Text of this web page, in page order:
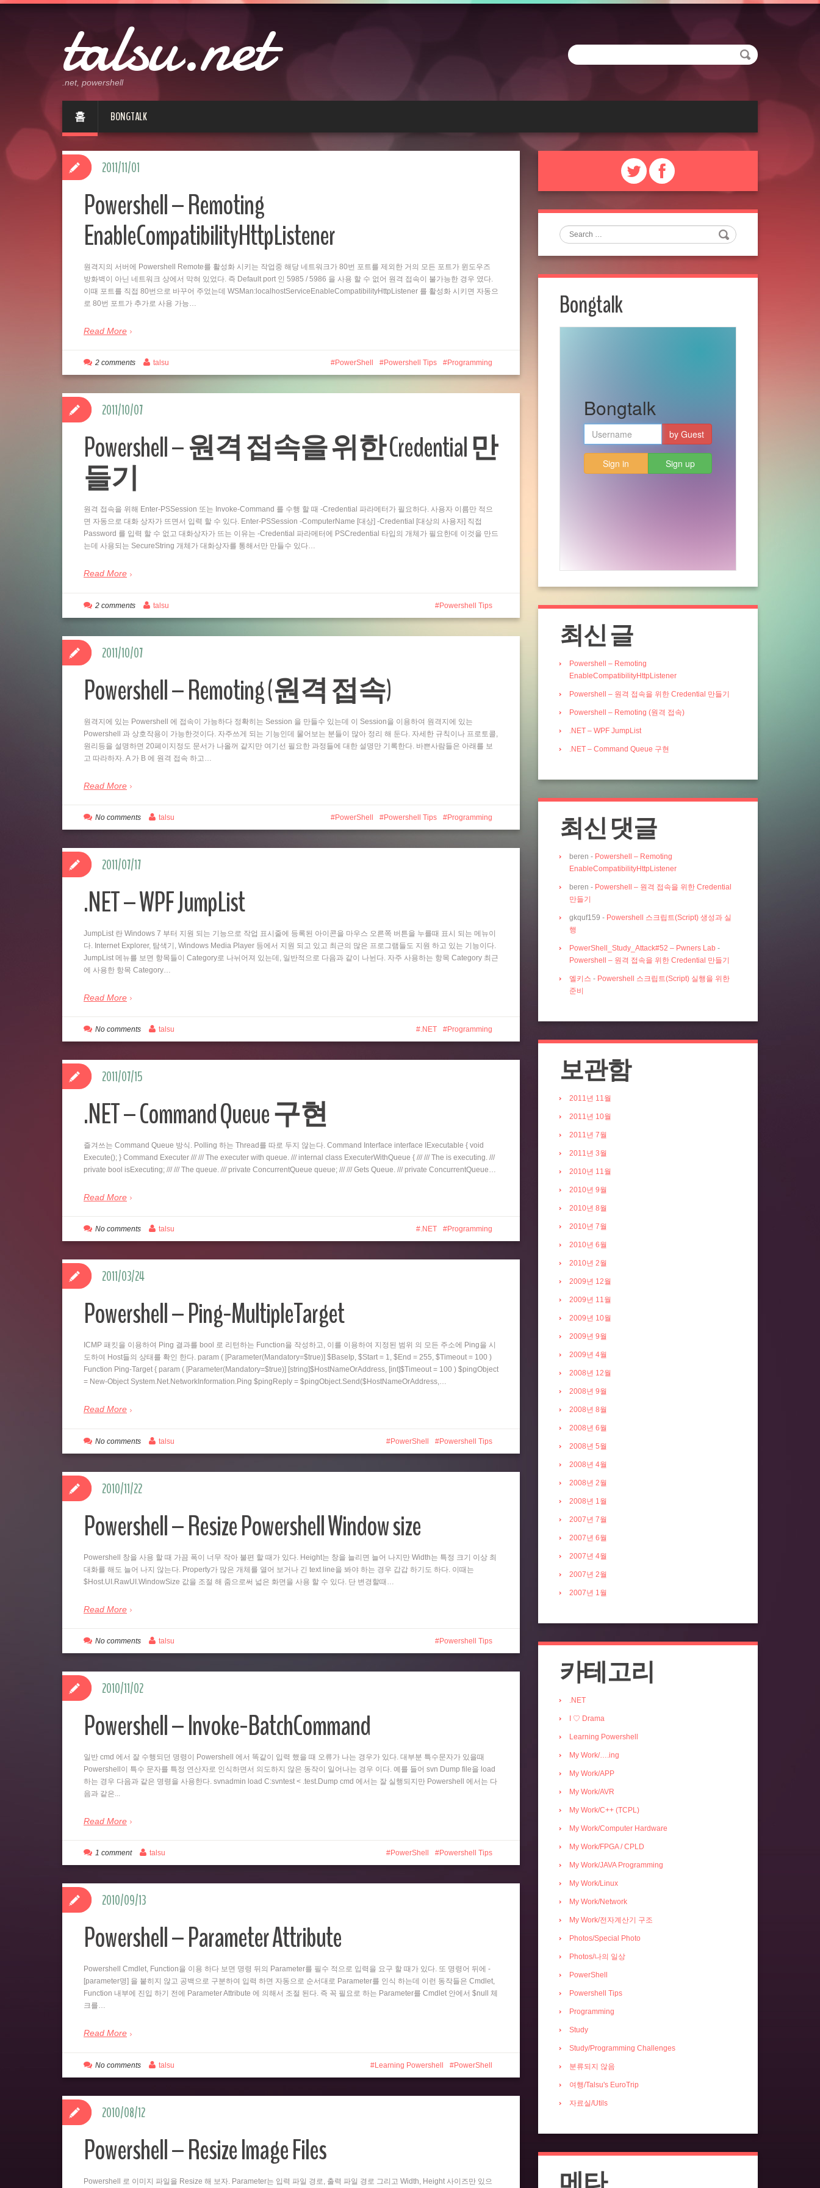
talsu.net
.net, powershell
홈 BONGTALK
Powershell – Remoting
EnableCompatibilityHttpListener
원격지의 서버에 Powershell Remote를 활성화 시키는 작업중 해당 네트워크가 80번 포트를 제외한 거의 모든 포트가 윈도우즈
방화벽이 아닌 네트워크 상에서 막혀 있었다. 즉 Default port 인 5985 / 5986 을 사용 할 수 없어 원격 접속이 불가능한 경우 였다.
이때 포트를 직접 80번으로 바꾸어 주었는데 WSMan:localhostServiceEnableCompatibilityHttpListener 를 활성화 시키면 자동으
로 80번 포트가 추가로 사용 가능…
Read More
2011/11/01
PowerShell Powershell Tips Programming
2 comments talsu
Powershell – 원격 접속을 위한 Credential 만
들기
원격 접속을 위해 Enter-PSSession 또는 Invoke-Command 를 수행 할 때 -Credential 파라메터가 필요하다. 사용자 이름만 적으
면 자동으로 대화 상자가 뜨면서 입력 할 수 있다. Enter-PSSession -ComputerName [대상] -Credential [대상의 사용자] 직접
Password 를 입력 할 수 없고 대화상자가 뜨는 이유는 -Credential 파라메터에 PSCredential 타입의 개체가 필요한데 이것을 만드
는데 사용되는 SecureString 개체가 대화상자를 통해서만 만들수 있다…
Read More
2011/10/07
Powershell Tips
2 comments talsu
Powershell – Remoting (원격 접속)
원격지에 있는 Powershell 에 접속이 가능하다 정확히는 Session 을 만들수 있는데 이 Session을 이용하여 원격지에 있는
Powershell 과 상호작용이 가능한것이다. 자주쓰게 되는 기능인데 물어보는 분들이 많아 정리 해 둔다. 자세한 규칙이나 프로토콜,
원리등을 설명하면 20페이지정도 문서가 나올꺼 같지만 여기선 필요한 과정들에 대한 설명만 기록한다. 바쁜사람들은 아래를 보
고 따라하자. A 가 B 에 원격 접속 하고…
Read More
2011/10/07
PowerShell Powershell Tips Programming
No comments talsu
.NET – WPF JumpList
JumpList 란 Windows 7 부터 지원 되는 기능으로 작업 표시줄에 등록된 아이콘을 마우스 오른쪽 버튼을 누를때 표시 되는 메뉴이
다. Internet Explorer, 탐색기, Windows Media Player 등에서 지원 되고 있고 최근의 많은 프로그램들도 지원 하고 있는 기능이다.
JumpList 메뉴를 보면 항목들이 Category로 나뉘어져 있는데, 일반적으로 다음과 같이 나뉜다. 자주 사용하는 항목 Category 최근
에 사용한 항목 Category…
Read More
2011/07/17
.NET Programming
No comments talsu
.NET – Command Queue 구현
즐겨쓰는 Command Queue 방식. Polling 하는 Thread를 따로 두지 않는다. Command Interface interface IExecutable { void
Execute(); } Command Executer /// /// The executer with queue. /// internal class ExecuterWithQueue { /// /// The is executing. ///
private bool isExecuting; /// /// The queue. /// private ConcurrentQueue queue; /// /// Gets Queue. /// private ConcurrentQueue…
Read More
2011/07/15
.NET Programming
No comments talsu
Powershell – Ping-MultipleTarget
ICMP 패킷을 이용하여 Ping 결과를 bool 로 리턴하는 Function을 작성하고, 이를 이용하여 지정된 범위 의 모든 주소에 Ping을 시
도하여 Host들의 상태를 확인 한다. param ( [Parameter(Mandatory=$true)] $BaseIp, $Start = 1, $End = 255, $Timeout = 100 )
Function Ping-Target { param ( [Parameter(Mandatory=$true)] [string]$HostNameOrAddress, [int]$Timeout = 100 ) $pingObject
= New-Object System.Net.NetworkInformation.Ping $pingReply = $pingObject.Send($HostNameOrAddress,…
Read More
2011/03/24
PowerShell Powershell Tips
No comments talsu
Powershell – Resize Powershell Window size
Powershell 창을 사용 할 때 가끔 폭이 너무 작아 불편 할 때가 있다. Height는 창을 늘리면 늘어 나지만 Width는 특정 크기 이상 최
대화를 해도 늘어 나지 않는다. Property가 많은 개체를 열어 보거나 긴 text line을 봐야 하는 경우 갑갑 하기도 하다. 이때는
$Host.UI.RawUI.WindowSize 값을 조절 해 줌으로써 넓은 화면을 사용 할 수 있다. 단 변경할때…
Read More
2010/11/22
Powershell Tips
No comments talsu
Powershell – Invoke-BatchCommand
일반 cmd 에서 잘 수행되던 명령이 Powershell 에서 똑같이 입력 했을 때 오류가 나는 경우가 있다. 대부분 특수문자가 있을때
Powershell이 특수 문자를 특정 연산자로 인식하면서 의도하지 않은 동작이 일어나는 경우 이다. 예를 들어 svn Dump file을 load
하는 경우 다음과 같은 명령을 사용한다. svnadmin load C:svntest < .test.Dump cmd 에서는 잘 실행되지만 Powershell 에서는 다
음과 같은...
Read More
2010/11/02
PowerShell Powershell Tips
1 comment talsu
Powershell – Parameter Attribute
Powershell Cmdlet, Function을 이용 하다 보면 명령 뒤의 Parameter를 필수 적으로 입력을 요구 할 때가 있다. 또 명령어 뒤에 -
[parameter명] 을 붙히지 않고 공백으로 구분하여 입력 하면 자동으로 순서대로 Parameter를 인식 하는데 이런 동작들은 Cmdlet,
Function 내부에 진입 하기 전에 Parameter Attribute 에 의해서 조절 된다. 즉 꼭 필요로 하는 Parameter를 Cmdlet 안에서 $null 체
크를…
Read More
2010/09/13
Learning Powershell PowerShell
No comments talsu
Powershell – Resize Image Files
Powershell 로 이미지 파일을 Resize 해 보자. Parameter는 입력 파일 경로, 출력 파일 경로 그리고 Width, Height 사이즈만 있으
2010/08/12
Search
Bongtalk
최신 글
Powershell – Remoting
EnableCompatibilityHttpListener
Powershell – 원격 접속을 위한 Credential 만들기
Powershell – Remoting (원격 접속)
.NET – WPF JumpList
.NET – Command Queue 구현
최신 댓글
beren - Powershell – Remoting
EnableCompatibilityHttpListener
beren - Powershell – 원격 접속을 위한 Credential
만들기
gkquf159 - Powershell 스크립트(Script) 생성과 실
행
PowerShell_Study_Attack#52 – Pwners Lab -
Powershell – 원격 접속을 위한 Credential 만들기
엘키스 - Powershell 스크립트(Script) 실행을 위한
준비
보관함
2011년 11월
2011년 10월
2011년 7월
2011년 3월
2010년 11월
2010년 9월
2010년 8월
2010년 7월
2010년 6월
2010년 2월
2009년 12월
2009년 11월
2009년 10월
2009년 9월
2009년 4월
2008년 12월
2008년 9월
2008년 8월
2008년 6월
2008년 5월
2008년 4월
2008년 2월
2008년 1월
2007년 7월
2007년 6월
2007년 4월
2007년 2월
2007년 1월
카테고리
.NET
I ♡ Drama
Learning Powershell
My Work/….ing
My Work/APP
My Work/AVR
My Work/C++ (TCPL)
My Work/Computer Hardware
My Work/FPGA / CPLD
My Work/JAVA Programming
My Work/Linux
My Work/Network
My Work/전자계산기 구조
Photos/Special Photo
Photos/나의 일상
PowerShell
Powershell Tips
Programming
Study
Study/Programming Challenges
분류되지 않음
여행/Talsu's EuroTrip
자료실/Utils